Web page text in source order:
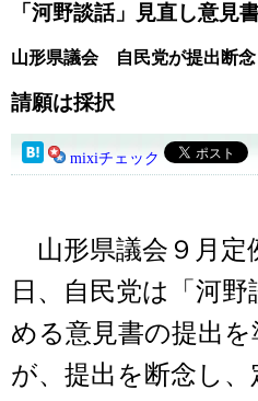
「河野談話」見直し意見
山形県議会 自民党が提出断念
請願は採択
mixiチェック
山形県議会９月定
日、自民党は「河
める意見書の提出
が、提出を断念し、